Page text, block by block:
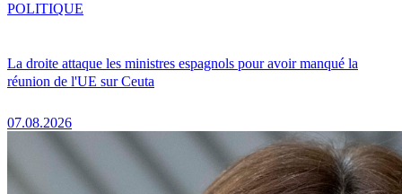
La droite attaque les ministres espagnols pour avoir manqué la
réunion de l'UE sur Ceuta
07.08.2026
POLITIQUE